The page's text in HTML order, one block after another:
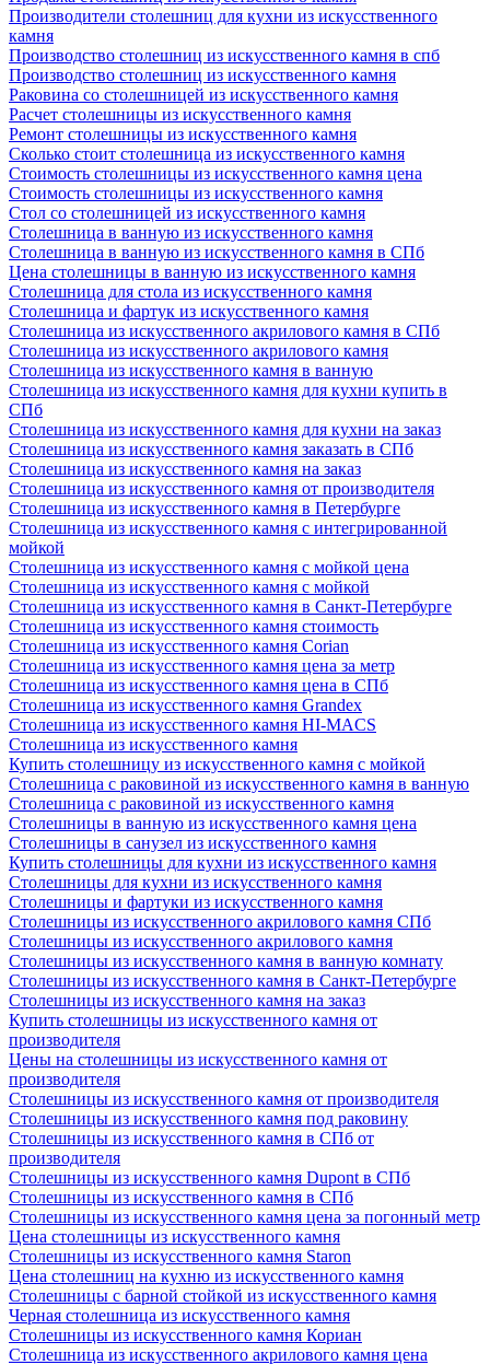
Производители столешниц для кухни из искусственного
камня
Производство столешниц из искусственного камня в спб
Производство столешниц из искусственного камня
Раковина со столешницей из искусственного камня
Расчет столешницы из искусственного камня
Ремонт столешницы из искусственного камня
Сколько стоит столешница из искусственного камня
Стоимость столешницы из искусственного камня цена
Стоимость столешницы из искусственного камня
Стол со столешницей из искусственного камня
Столешница в ванную из искусственного камня
Столешница в ванную из искусственного камня в СПб
Цена столешницы в ванную из искусственного камня
Столешница для стола из искусственного камня
Столешница и фартук из искусственного камня
Столешница из искусственного акрилового камня в СПб
Столешница из искусственного акрилового камня
Столешница из искусственного камня в ванную
Столешница из искусственного камня для кухни купить в
СПб
Столешница из искусственного камня для кухни на заказ
Столешница из искусственного камня заказать в СПб
Столешница из искусственного камня на заказ
Столешница из искусственного камня от производителя
Столешница из искусственного камня в Петербурге
Столешница из искусственного камня с интегрированной
мойкой
Столешница из искусственного камня с мойкой цена
Столешница из искусственного камня с мойкой
Столешница из искусственного камня в Санкт-Петербурге
Столешница из искусственного камня стоимость
Столешница из искусственного камня Сorian
Столешница из искусственного камня цена за метр
Столешница из искусственного камня цена в СПб
Столешница из искусственного камня Grandex
Столешница из искусственного камня HI-MACS
Столешница из искусственного камня
Купить столешницу из искусственного камня с мойкой
Столешница с раковиной из искусственного камня в ванную
Столешница с раковиной из искусственного камня
Столешницы в ванную из искусственного камня цена
Столешницы в санузел из искусственного камня
Купить столешницы для кухни из искусственного камня
Столешницы для кухни из искусственного камня
Столешницы и фартуки из искусственного камня
Столешницы из искусственного акрилового камня СПб
Столешницы из искусственного акрилового камня
Столешницы из искусственного камня в ванную комнату
Столешницы из искусственного камня в Санкт-Петербурге
Столешницы из искусственного камня на заказ
Купить столешницы из искусственного камня от
производителя
Цены на столешницы из искусственного камня от
производителя
Столешницы из искусственного камня от производителя
Столешницы из искусственного камня под раковину
Столешницы из искусственного камня в СПб от
производителя
Столешницы из искусственного камня Dupont в СПб
Столешницы из искусственного камня в СПб
Столешницы из искусственного камня цена за погонный метр
Цена столешницы из искусственного камня
Столешницы из искусственного камня Staron
Цена столешниц на кухню из искусственного камня
Столешницы с барной стойкой из искусственного камня
Черная столешница из искусственного камня
Столешницы из искусственного камня Кориан
Столешница из искусственного акрилового камня цена